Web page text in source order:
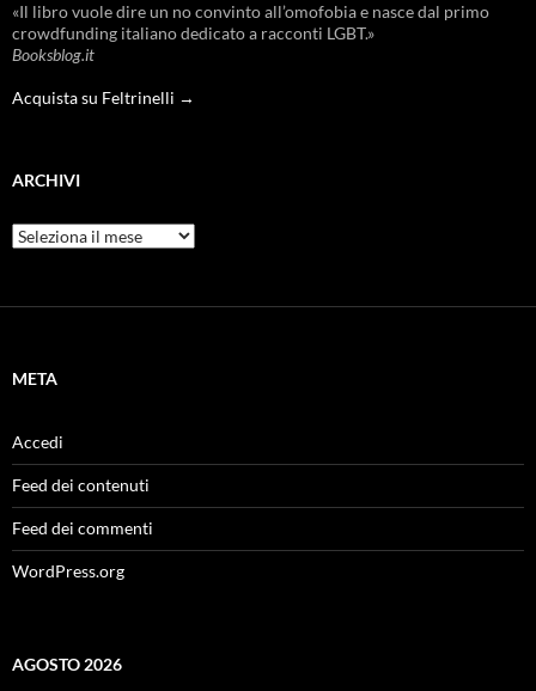
«Il libro vuole dire un no convinto all’omofobia e nasce dal primo
crowdfunding italiano dedicato a racconti LGBT.»
Booksblog.it
Acquista su Feltrinelli →
ARCHIVI
Archivi
META
Accedi
Feed dei contenuti
Feed dei commenti
WordPress.org
AGOSTO 2026